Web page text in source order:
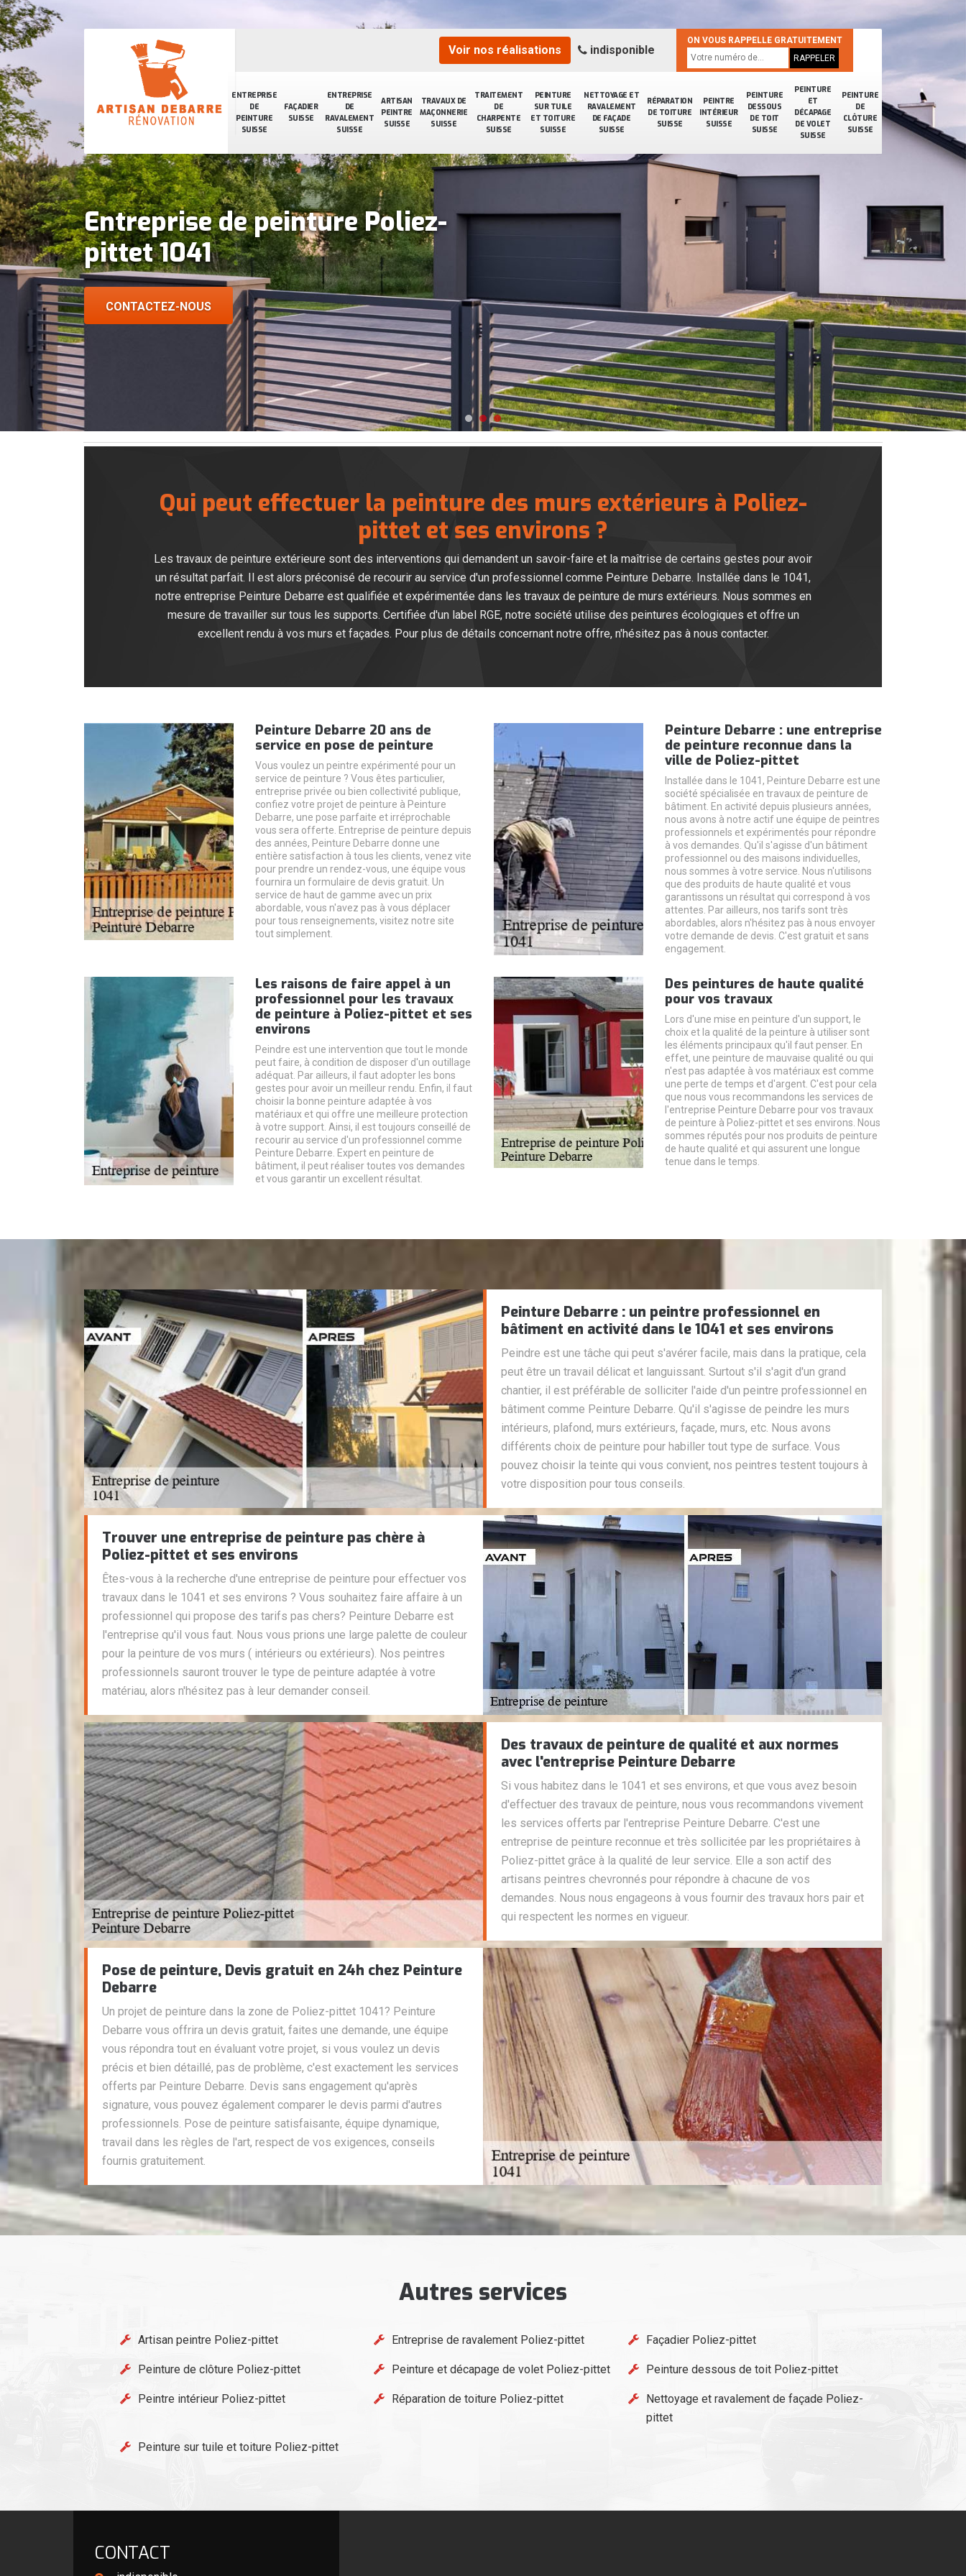
ENTREPRISE
DE
PEINTURE
SUISSE
FAÇADIER
SUISSE
ENTREPRISE
DE
RAVALEMENT
SUISSE
ARTISAN
PEINTRE
SUISSE
TRAVAUX DE
MAÇONNERIE
SUISSE
TRAITEMENT
DE
CHARPENTE
SUISSE
PEINTURE
SUR TUILE
ET TOITURE
SUISSE
NETTOYAGE ET
RAVALEMENT
DE FAÇADE
SUISSE
RÉPARATION
DE TOITURE
SUISSE
PEINTRE
INTÉRIEUR
SUISSE
PEINTURE
DESSOUS
DE TOIT
SUISSE
PEINTURE
ET
DÉCAPAGE
DE VOLET
SUISSE
PEINTURE
DE
CLÔTURE
SUISSE
Voir nos réalisations indisponible
ON VOUS RAPPELLE GRATUITEMENT
Entreprise de peinture Poliez-
pittet 1041
CONTACTEZ-NOUS
Qui peut effectuer la peinture des murs extérieurs à Poliez-
pittet et ses environs ?
Les travaux de peinture extérieure sont des interventions qui demandent un savoir-faire et la maîtrise de certains gestes pour avoir
un résultat parfait. Il est alors préconisé de recourir au service d'un professionnel comme Peinture Debarre. Installée dans le 1041,
notre entreprise Peinture Debarre est qualifiée et expérimentée dans les travaux de peinture de murs extérieurs. Nous sommes en
mesure de travailler sur tous les supports. Certifiée d'un label RGE, notre société utilise des peintures écologiques et offre un
excellent rendu à vos murs et façades. Pour plus de détails concernant notre offre, n'hésitez pas à nous contacter.
Peinture Debarre 20 ans de
service en pose de peinture
Vous voulez un peintre expérimenté pour un
service de peinture ? Vous êtes particulier,
entreprise privée ou bien collectivité publique,
confiez votre projet de peinture à Peinture
Debarre, une pose parfaite et irréprochable
vous sera offerte. Entreprise de peinture depuis
des années, Peinture Debarre donne une
entière satisfaction à tous les clients, venez vite
pour prendre un rendez-vous, une équipe vous
fournira un formulaire de devis gratuit. Un
service de haut de gamme avec un prix
abordable, vous n'avez pas à vous déplacer
pour tous renseignements, visitez notre site
tout simplement.
Peinture Debarre : une entreprise
de peinture reconnue dans la
ville de Poliez-pittet
Installée dans le 1041, Peinture Debarre est une
société spécialisée en travaux de peinture de
bâtiment. En activité depuis plusieurs années,
nous avons à notre actif une équipe de peintres
professionnels et expérimentés pour répondre
à vos demandes. Qu'il s'agisse d'un bâtiment
professionnel ou des maisons individuelles,
nous sommes à votre service. Nous n'utilisons
que des produits de haute qualité et vous
garantissons un résultat qui correspond à vos
attentes. Par ailleurs, nos tarifs sont très
abordables, alors n'hésitez pas à nous envoyer
votre demande de devis. C'est gratuit et sans
engagement.
Les raisons de faire appel à un
professionnel pour les travaux
de peinture à Poliez-pittet et ses
environs
Peindre est une intervention que tout le monde
peut faire, à condition de disposer d'un outillage
adéquat. Par ailleurs, il faut adopter les bons
gestes pour avoir un meilleur rendu. Enfin, il faut
choisir la bonne peinture adaptée à vos
matériaux et qui offre une meilleure protection
à votre support. Ainsi, il est toujours conseillé de
recourir au service d'un professionnel comme
Peinture Debarre. Expert en peinture de
bâtiment, il peut réaliser toutes vos demandes
et vous garantir un excellent résultat.
Des peintures de haute qualité
pour vos travaux
Lors d'une mise en peinture d'un support, le
choix et la qualité de la peinture à utiliser sont
les éléments principaux qu'il faut penser. En
effet, une peinture de mauvaise qualité ou qui
n'est pas adaptée à vos matériaux est comme
une perte de temps et d'argent. C'est pour cela
que nous vous recommandons les services de
l'entreprise Peinture Debarre pour vos travaux
de peinture à Poliez-pittet et ses environs. Nous
sommes réputés pour nos produits de peinture
de haute qualité et qui assurent une longue
tenue dans le temps.
Peinture Debarre : un peintre professionnel en
bâtiment en activité dans le 1041 et ses environs
Peindre est une tâche qui peut s'avérer facile, mais dans la pratique, cela
peut être un travail délicat et languissant. Surtout s'il s'agit d'un grand
chantier, il est préférable de solliciter l'aide d'un peintre professionnel en
bâtiment comme Peinture Debarre. Qu'il s'agisse de peindre les murs
intérieurs, plafond, murs extérieurs, façade, murs, etc. Nous avons
différents choix de peinture pour habiller tout type de surface. Vous
pouvez choisir la teinte qui vous convient, nos peintres testent toujours à
votre disposition pour tous conseils.
Trouver une entreprise de peinture pas chère à
Poliez-pittet et ses environs
Êtes-vous à la recherche d'une entreprise de peinture pour effectuer vos
travaux dans le 1041 et ses environs ? Vous souhaitez faire affaire à un
professionnel qui propose des tarifs pas chers? Peinture Debarre est
l'entreprise qu'il vous faut. Nous vous prions une large palette de couleur
pour la peinture de vos murs ( intérieurs ou extérieurs). Nos peintres
professionnels sauront trouver le type de peinture adaptée à votre
matériau, alors n'hésitez pas à leur demander conseil.
Des travaux de peinture de qualité et aux normes
avec l'entreprise Peinture Debarre
Si vous habitez dans le 1041 et ses environs, et que vous avez besoin
d'effectuer des travaux de peinture, nous vous recommandons vivement
les services offerts par l'entreprise Peinture Debarre. C'est une
entreprise de peinture reconnue et très sollicitée par les propriétaires à
Poliez-pittet grâce à la qualité de leur service. Elle a son actif des
artisans peintres chevronnés pour répondre à chacune de vos
demandes. Nous nous engageons à vous fournir des travaux hors pair et
qui respectent les normes en vigueur.
Pose de peinture, Devis gratuit en 24h chez Peinture
Debarre
Un projet de peinture dans la zone de Poliez-pittet 1041? Peinture
Debarre vous offrira un devis gratuit, faites une demande, une équipe
vous répondra tout en évaluant votre projet, si vous voulez un devis
précis et bien détaillé, pas de problème, c'est exactement les services
offerts par Peinture Debarre. Devis sans engagement qu'après
signature, vous pouvez également comparer le devis parmi d'autres
professionnels. Pose de peinture satisfaisante, équipe dynamique,
travail dans les règles de l'art, respect de vos exigences, conseils
fournis gratuitement.
Autres services
Artisan peintre Poliez-pittet Entreprise de ravalement Poliez-pittet Façadier Poliez-pittet
Peinture de clôture Poliez-pittet Peinture et décapage de volet Poliez-pittet Peinture dessous de toit Poliez-pittet
Peintre intérieur Poliez-pittet Réparation de toiture Poliez-pittet
Nettoyage et ravalement de façade Poliez-
pittet
Peinture sur tuile et toiture Poliez-pittet
CONTACT